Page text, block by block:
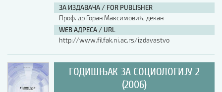
ЗА ИЗДАВАЧА / FOR PUBLISHER
Проф. др Горан Максимовић, декан
WEB АДРЕСА / URL
http://www.filfak.ni.ac.rs/izdavastvo
ГОДИШЊАК ЗА СОЦИОЛОГИЈУ 2
(2006)